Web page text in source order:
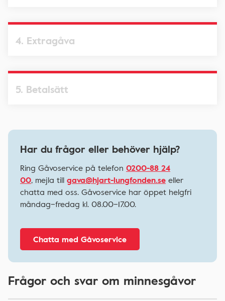
4. Extragåva
5. Betalsätt
Har du frågor eller behöver hjälp?
Ring Gåvoservice på telefon 0200-88 24
00, mejla till gava@hjart-lungfonden.se eller
chatta med oss. Gåvoservice har öppet helgfri
måndag–fredag kl. 08.00–17.00.
Chatta med Gåvoservice
Frågor och svar om minnesgåvor